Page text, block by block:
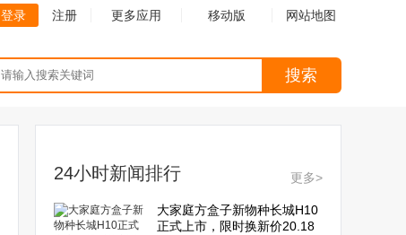
登录 注册 更多应用 移动版 网站地图
搜索
24小时新闻排行 更多>
大家庭方盒子新物种长城H10
正式上市，限时换新价20.18